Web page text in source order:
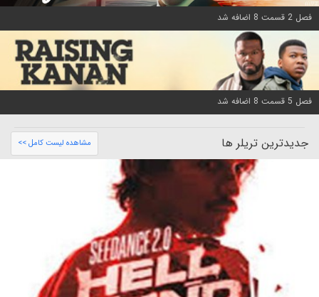
فصل 2 قسمت 8 اضافه شد
فصل 5 قسمت 8 اضافه شد
جدیدترین تریلر ها مشاهده لیست کامل >>